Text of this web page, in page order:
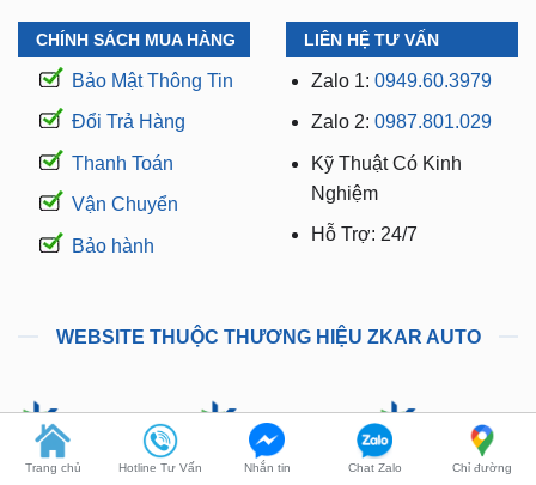
CHÍNH SÁCH MUA HÀNG
Bảo Mật Thông Tin
Đổi Trả Hàng
Thanh Toán
Vận Chuyển
Bảo hành
LIÊN HỆ TƯ VẤN
Zalo 1: 0949.60.3979
Zalo 2: 0987.801.029
Kỹ Thuật Có Kinh
Nghiệm
Hỗ Trợ: 24/7
WEBSITE THUỘC THƯƠNG HIỆU ZKAR AUTO
Trang chủ Hotline Tư Vấn Nhắn tin Chat Zalo Chỉ đường